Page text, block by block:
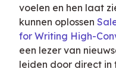
voelen en hen laat
kunnen oplossen
for Writing High-
een lezer van
leiden door direct in